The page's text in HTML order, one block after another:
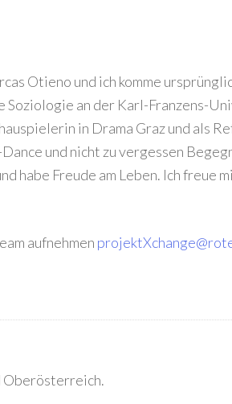
Otieno und ich komme
Soziologie an der Karl-Franzens-
in Drama Graz und als
und nicht zu vergessen
habe Freude am Leben. Ich freue
aufnehmen
Oberösterreich.